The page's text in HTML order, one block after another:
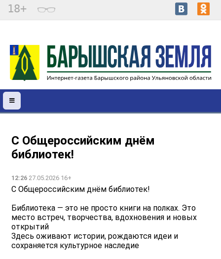
18+
С Общероссийским днём
библиотек!
12:26 27.05.2026 16+
С Общероссийским днём библиотек!
Библиотека — это не просто книги на полках. Это
место встреч, творчества, вдохновения и новых
открытий
Здесь оживают истории, рождаются идеи и
сохраняется культурное наследие ️